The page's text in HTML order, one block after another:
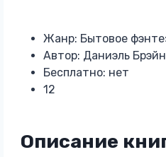
Жанр: Бытовое
Автор: Даниэль Брэйн
Бесплатно: нет
12
Описание